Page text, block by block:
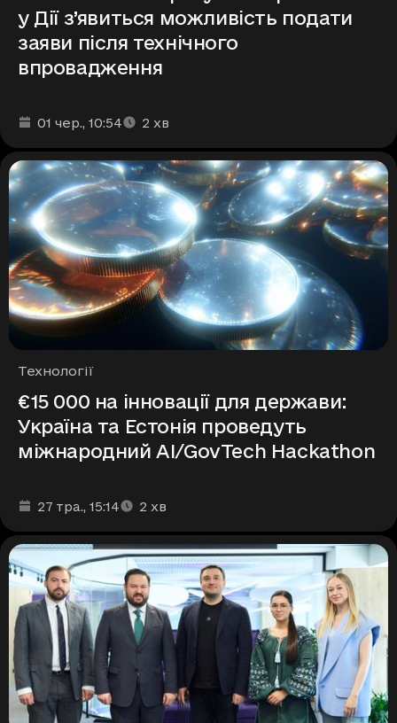
у Дії з’явиться можливість подати
заяви після технічного
впровадження
Дата та час публікації
01 чер., 10:54
Час читання: 2 хв
Рубрики
Технології
€15 000 на інновації для держави:
Україна та Естонія проведуть
міжнародний AI/GovTech Hackathon
Дата та час публікації
27 тра., 15:14
Час читання: 2 хв